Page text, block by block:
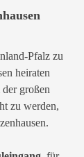
Pfalz zu
heiraten
großen
zu werden,